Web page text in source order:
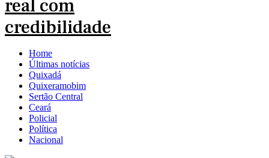
Home
Últimas notícias
Quixadá
Quixeramobim
Sertão Central
Ceará
Policial
Política
Nacional